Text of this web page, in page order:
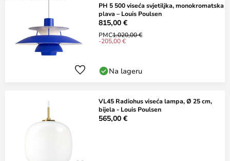
PH 5 500 viseća svjetiljka, monokromatska
plava – Louis Poulsen
815,00 €
PMC1.020,00 €
-205,00 €
Na lageru
VL45 Radiohus viseća lampa, Ø 25 cm,
bijela - Louis Poulsen
565,00 €